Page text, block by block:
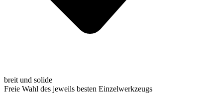
breit und solide
Freie Wahl des jeweils besten Einzelwerkzeugs